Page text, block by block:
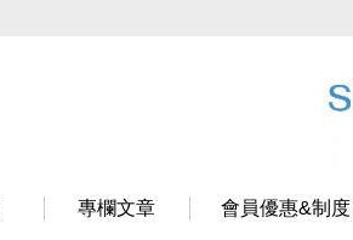
專欄文章 會員優惠&制度